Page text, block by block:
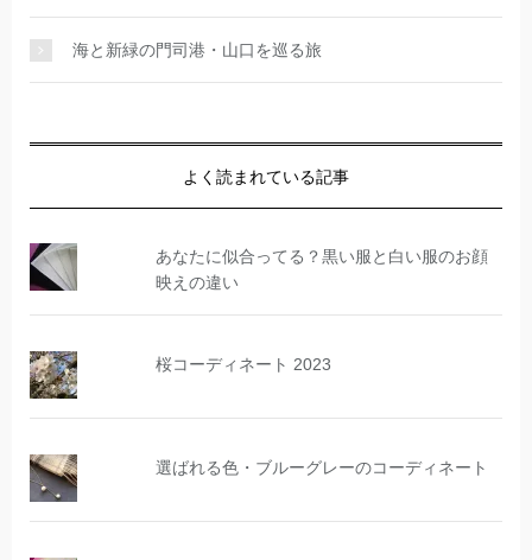
海と新緑の門司港・山口を巡る旅
よく読まれている記事
あなたに似合ってる？黒い服と白い服のお顔
映えの違い
桜コーディネート 2023
選ばれる色・ブルーグレーのコーディネート